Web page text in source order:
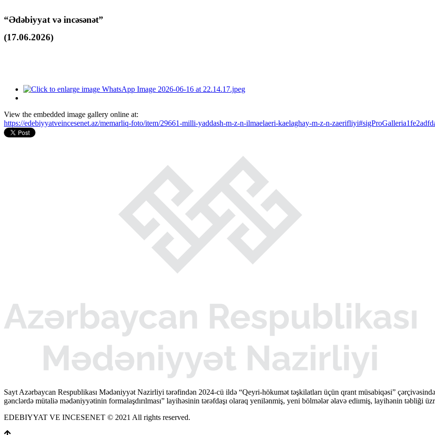
“Ədəbiyyat və incəsənət”
(17.06.2026)
View the embedded image gallery online at:
https://edebiyyatveincesenet.az/memarliq-foto/item/29661-milli-yaddash-m-z-n-ilmaelaeri-kaelaghay-m-z-n-
Sayt Azərbaycan Respublikası Mədəniyyət Nazirliyi tərəfindən 2024-cü ildə “Qeyri-hökumət təşkilatları üçün qrant müsabiqəsi”
gənclərdə mütaliə mədəniyyətinin formalaşdırılması” layihəsinin tərəfdaşı olaraq yenilənmiş, yeni bölmələr əlavə ediımiş, layihənin təbliği
EDEBIYYAT VE INCESENET © 2021 All rights reserved.